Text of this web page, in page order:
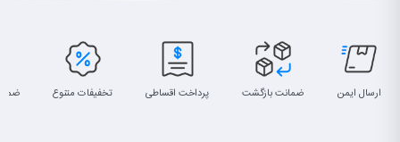
ارسال ایمن ضمانت بازگشت پرداخت اقساطی تخفیفات متنوع